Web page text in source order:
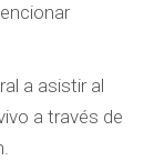
a asistir al
a través de